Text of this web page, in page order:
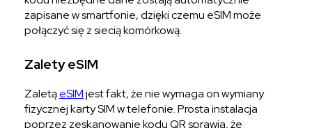
zapisane w smartfonie, dzięki czemu eSIM może
połączyć się z siecią komórkową.
Zalety eSIM
ZaletąeSIMjest fakt, że nie wymaga on wymiany
fizycznej karty SIM w telefonie. Prosta instalacja
poprzez zeskanowanie kodu QR sprawia, że